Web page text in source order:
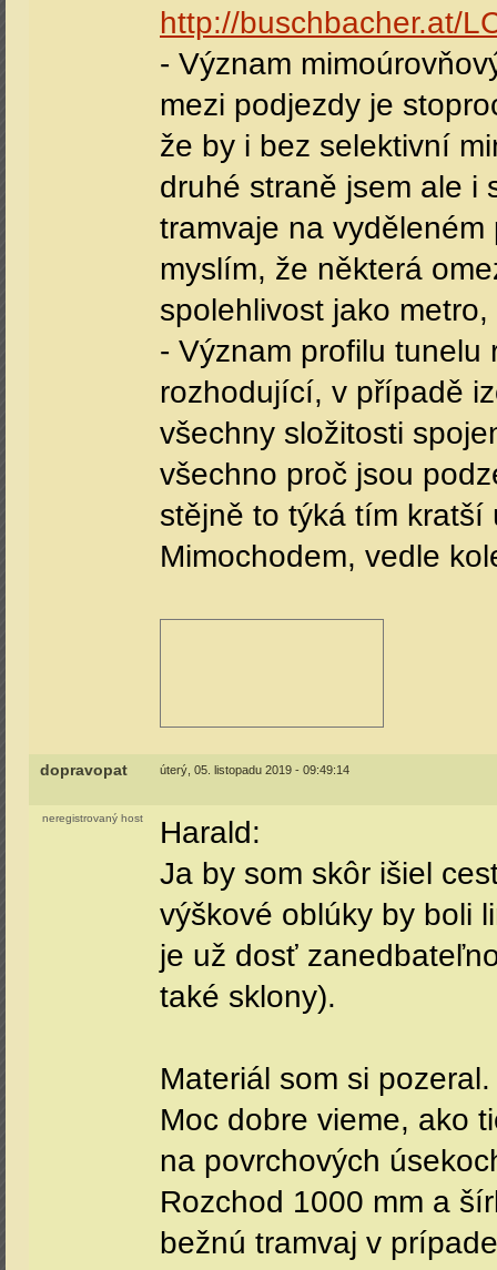
http://buschbacher.at/
- Význam
mezi podjezdy je
že by i bez selektivní
druhé straně jsem ale i
tramvaje na
myslím, že některá
spolehlivost jako
- Význam profilu
rozhodující, v případě
všechny složitosti
všechno proč jsou
stějně to týká tím kratší
Mimochodem, vedle
dopravopat úterý, 05. listopadu 2019 - 09:49:14
neregistrovaný host
Harald:
Ja by som skôr išiel
výškové oblúky by boli
je už dosť
také sklony).
Materiál som si
Moc dobre vieme, ako
na povrchových
Rozchod 1000 mm a
bežnú tramvaj v